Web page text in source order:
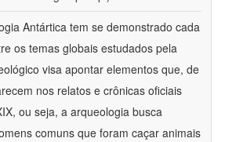
Antártica tem se demonstrado cada
os temas globais estudados pela
visa apontar elementos que, de
nos relatos e crônicas oficiais
ou seja, a arqueologia busca
comuns que foram caçar animais